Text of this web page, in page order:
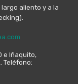
aliento y a la
e Iñaquito,
Teléfono: